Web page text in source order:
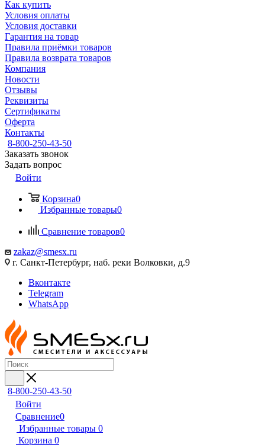
Как купить
Условия оплаты
Условия доставки
Гарантия на товар
Правила приёмки товаров
Правила возврата товаров
Компания
Новости
Отзывы
Реквизиты
Сертификаты
Оферта
Контакты
8-800-250-43-50
Заказать звонок
Задать вопрос
Войти
Корзина0
Избранные товары0
Сравнение товаров0
zakaz@smesx.ru
г. Санкт-Петербург, наб. реки Волковки, д.9
Вконтакте
Telegram
WhatsApp
8-800-250-43-50
Войти
Сравнение0
Избранные товары 0
Корзина 0